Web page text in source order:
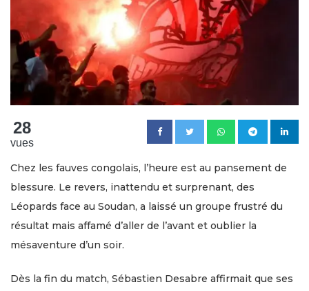
28
vues
Chez les fauves congolais, l’heure est au pansement de
blessure. Le revers, inattendu et surprenant, des
Léopards face au Soudan, a laissé un groupe frustré du
résultat mais affamé d’aller de l’avant et oublier la
mésaventure d’un soir.
Dès la fin du match, Sébastien Desabre affirmait que ses